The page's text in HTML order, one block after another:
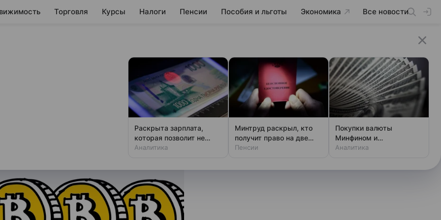
Торговля Курсы Налоги Пенсии Пособия и льготы Экономика Все новости
тыс. биткоинов
года. Почему так
королевства на
Раскрыта зарплата,
которая позволит не
чувствовать зависти
Аналитика
Минтруд раскрыл, кто
получит право на две
пенсии
Пенсии
Покупки валюты
Минфином и
спекулянтами разогнали
Аналитика